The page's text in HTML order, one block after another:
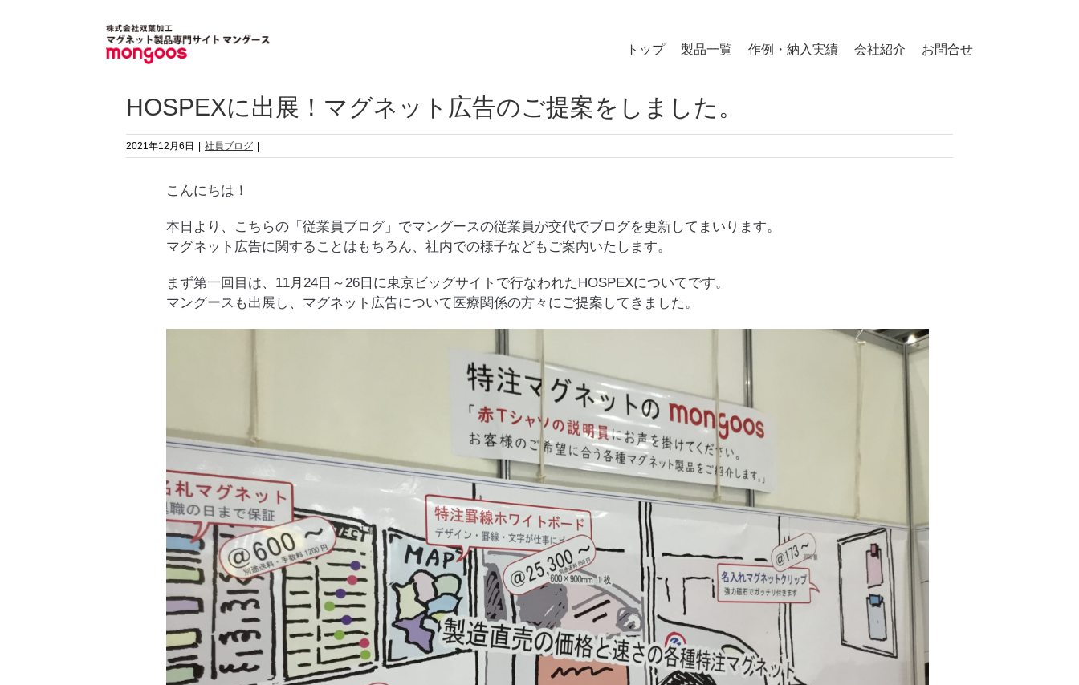
トップ 製品一覧 作例・納入実績 会社紹介 お問合せ
HOSPEXに出展！マグネット広告のご提案をしました。
2021年12月6日 社員ブログ
こんにちは！
本日より、こちらの「従業員ブログ」でマングースの従業員が交代でブログを更新してまいります。
マグネット広告に関することはもちろん、社内での様子などもご案内いたします。
まず第一回目は、11月24日～26日に東京ビッグサイトで行なわれたHOSPEXについてです。
マングースも出展し、マグネット広告について医療関係の方々にご提案してきました。